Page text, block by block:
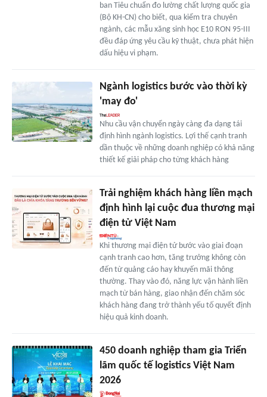
ban Tiêu chuẩn đo lường chất lượng quốc gia
(Bộ KH-CN) cho biết, qua kiểm tra chuyên
ngành, các mẫu xăng sinh học E10 RON 95-III
đều đáp ứng yêu cầu kỹ thuật, chưa phát hiện
dấu hiệu vi phạm.
Ngành logistics bước vào thời kỳ
'may đo'
Nhu cầu vận chuyển ngày càng đa dạng tái
định hình ngành logistics. Lợi thế cạnh tranh
dần thuộc về những doanh nghiệp có khả năng
thiết kế giải pháp cho từng khách hàng
Trải nghiệm khách hàng liền mạch
định hình lại cuộc đua thương mại
điện tử Việt Nam
Khi thương mại điện tử bước vào giai đoạn
cạnh tranh cao hơn, tăng trưởng không còn
đến từ quảng cáo hay khuyến mãi thông
thường. Thay vào đó, năng lực vận hành liền
mạch từ bán hàng, giao nhận đến chăm sóc
khách hàng đang trở thành yếu tố quyết định
hiệu quả kinh doanh.
450 doanh nghiệp tham gia Triển
lãm quốc tế logistics Việt Nam
2026